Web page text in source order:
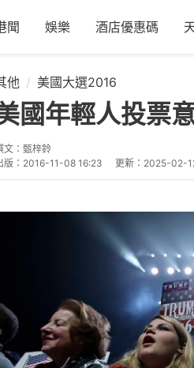
聞 娛樂 酒店優惠碼
他 美國大選2016
國年輕人投票
文： 甄梓鈴
版： 2016-11-08 16:23 更新： 2025-02-